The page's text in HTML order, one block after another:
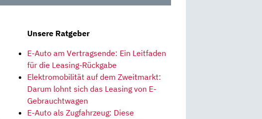
Unsere Ratgeber
E-Auto am Vertragsende: Ein Leitfaden
für die Leasing-Rückgabe
Elektromobilität auf dem Zweitmarkt:
Darum lohnt sich das Leasing von E-
Gebrauchtwagen
E-Auto als Zugfahrzeug: Diese